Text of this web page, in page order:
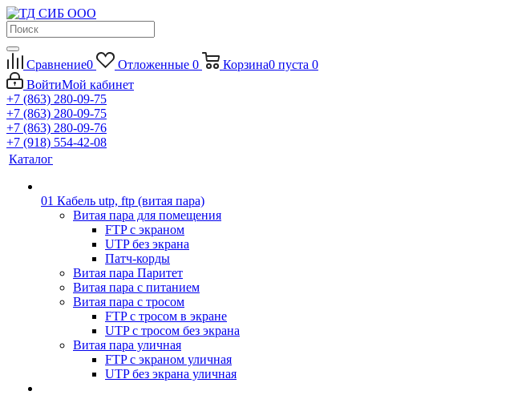
Сравнение0 Отложенные 0 Корзина0 пуста 0
ВойтиМой кабинет
+7 (863) 280-09-75
+7 (863) 280-09-75
+7 (863) 280-09-76
+7 (918) 554-42-08
Каталог
01 Кабель utp, ftp (витая пара)
Витая пара для помещения
FTP с экраном
UTP без экрана
Патч-корды
Витая пара Паритет
Витая пара с питанием
Витая пара с тросом
FTP с тросом в экране
UTP с тросом без экрана
Витая пара уличная
FTP с экраном уличная
UTP без экрана уличная